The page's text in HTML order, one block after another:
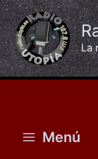
Ir
al
contenido
La
Menú